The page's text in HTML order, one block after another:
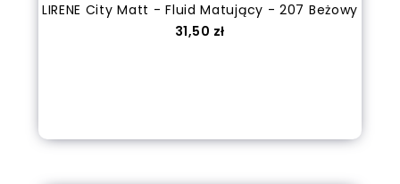
LIRENE City Matt - Fluid Matujący - 207 Beżowy
Cena
31,50 zł